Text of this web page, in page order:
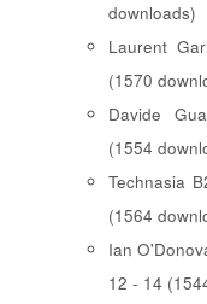
downloads)
Laurent
(1570
Davide
(1554
Technasia
(1564
Ian
12 - 14